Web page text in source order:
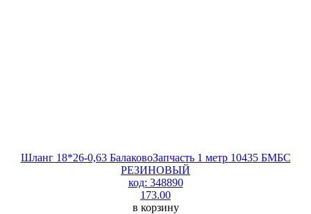
Шланг 18*26-0,63 БалаковоЗапчасть 1 метр 10435 БМБС
РЕЗИНОВЫЙ
код: 348890
173.00
в корзину